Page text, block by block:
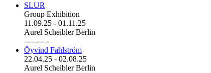
SLUR
Group Exhibition
11.09.25 - 01.11.25
Aurel Scheibler Berlin
----------
Öyvind Fahlström
22.04.25 - 02.08.25
Aurel Scheibler Berlin